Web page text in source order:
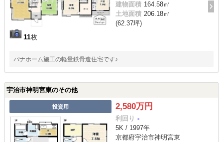
11枚
建物面積 164.58㎡
土地面積 206.18㎡
(62.37坪)
パナホーム施工の軽量鉄骨造住宅です♪
宇治市神明宮東のその他
投資用 2,580万円
利回り -
5K / 1997年
京都府宇治市神明宮東